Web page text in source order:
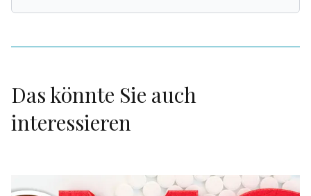
Das könnte Sie auch
interessieren